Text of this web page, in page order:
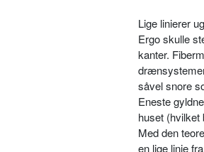
Lige linierer
Ergo skulle
kanter.
såvel snore
Eneste
huset (hvilket
Med den
en lige linie